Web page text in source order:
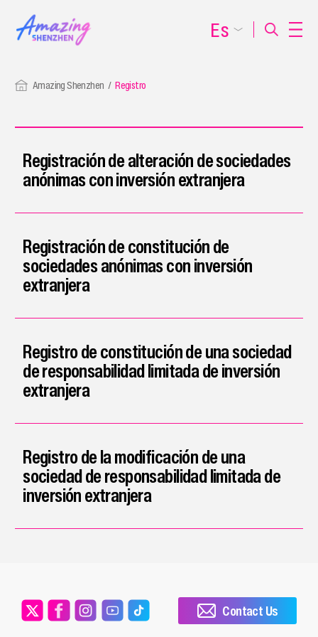
Amazing Shenzhen Registro
Registración de alteración de sociedades
anónimas con inversión extranjera
Registración de constitución de
sociedades anónimas con inversión
extranjera
Registro de constitución de una sociedad
de responsabilidad limitada de inversión
extranjera
Registro de la modificación de una
sociedad de responsabilidad limitada de
inversión extranjera
Es
Contact Us